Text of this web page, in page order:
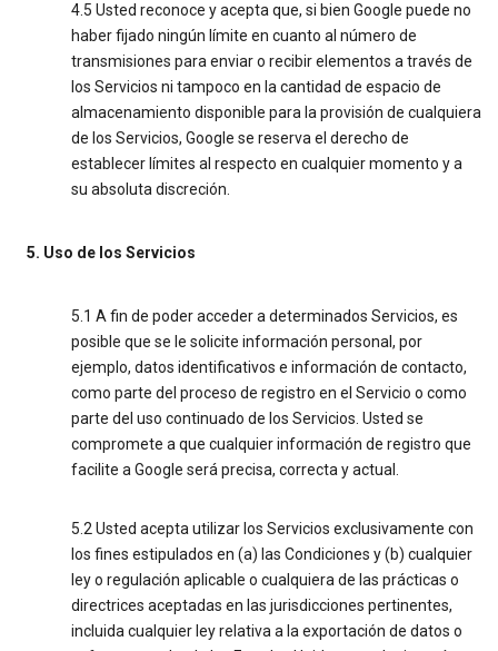
4.5 Usted reconoce y acepta que, si bien Google puede no
haber fijado ningún límite en cuanto al número de
transmisiones para enviar o recibir elementos a través de
los Servicios ni tampoco en la cantidad de espacio de
almacenamiento disponible para la provisión de cualquiera
de los Servicios, Google se reserva el derecho de
establecer límites al respecto en cualquier momento y a
su absoluta discreción.
5. Uso de los Servicios
5.1 A fin de poder acceder a determinados Servicios, es
posible que se le solicite información personal, por
ejemplo, datos identificativos e información de contacto,
como parte del proceso de registro en el Servicio o como
parte del uso continuado de los Servicios. Usted se
compromete a que cualquier información de registro que
facilite a Google será precisa, correcta y actual.
5.2 Usted acepta utilizar los Servicios exclusivamente con
los fines estipulados en (a) las Condiciones y (b) cualquier
ley o regulación aplicable o cualquiera de las prácticas o
directrices aceptadas en las jurisdicciones pertinentes,
incluida cualquier ley relativa a la exportación de datos o